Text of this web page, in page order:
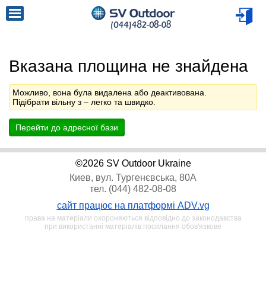
Вказана площина не знайдена
Можливо, вона була видалена або деактивована.
Підібрати вільну з – легко та швидко.
Перейти до адресної бази
©2026 SV Outdoor Ukraine
Киев, вул. Тургенєвська, 80А
тел. (044) 482-08-08
сайт працює на платформі ADV.vg
права на матеріали охороняються відповідно до законодавства
при використанні матеріалів посилання обов'язкове